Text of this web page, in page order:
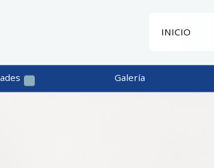
INICIO
Galería